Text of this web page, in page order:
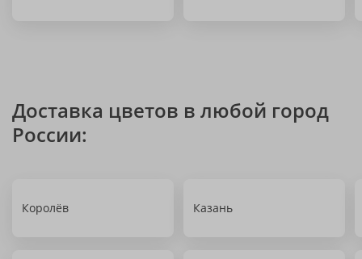
Доставка цветов в любой город
России:
Королёв Казань